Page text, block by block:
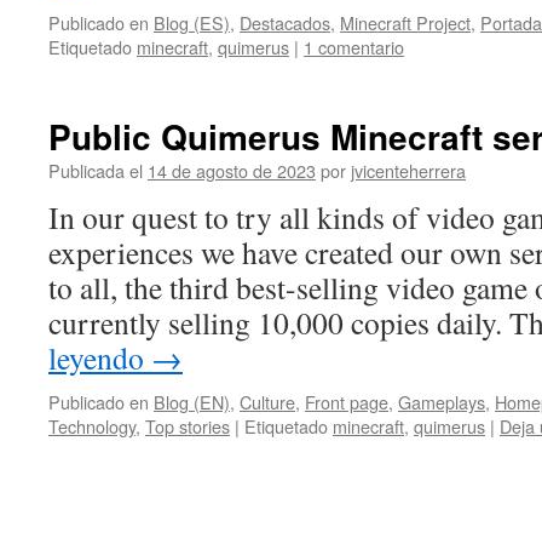
Publicado en Blog (ES), Destacados, Minecraft Project, Portada
Etiquetado minecraft, quimerus | 1 comentario
Public Quimerus Minecraft
Publicada el 14 de agosto de 2023 por jvicenteherrera
In our quest to try all kinds of video
experiences we have created our own
to all, the third best-selling video
currently selling 10,000 copies daily.
leyendo →
Publicado en Blog (EN), Culture, Front page, Gameplays,
Technology, Top stories | Etiquetado minecraft, quimerus | Deja